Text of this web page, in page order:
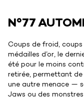
N°77
Coups de froid,
médailles d’or, le
été pour le moins
retirée, permettant de
une autre menace —
Jaws ou des